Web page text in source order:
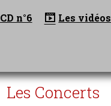
CD n°6 Les vidéos
Les Concerts